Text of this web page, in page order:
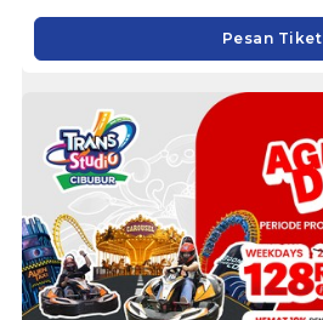
Pesan Tiket